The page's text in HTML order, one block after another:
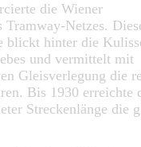
die Wiener
Tramway-Netzes.
blickt hinter die
und vermittelt mit
Gleisverlegung die
Bis 1930 erreichte
Streckenlänge die